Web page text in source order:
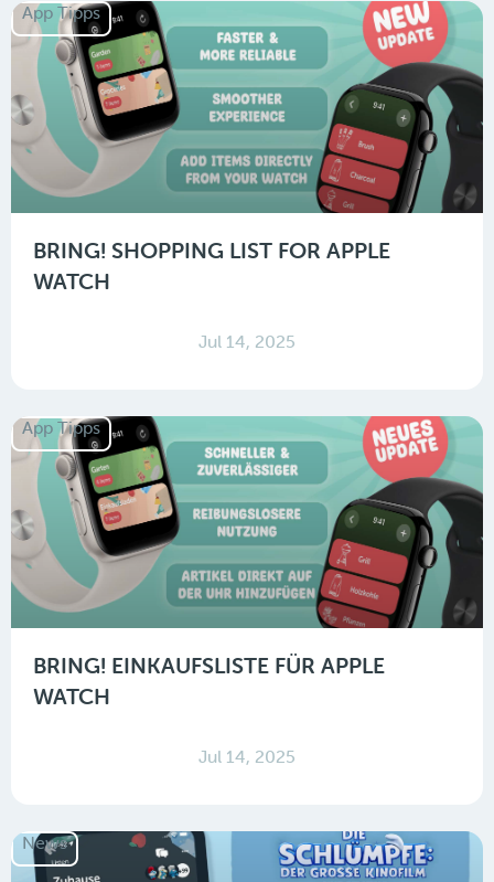
App Tipps
BRING! SHOPPING LIST FOR APPLE
WATCH
Jul 14, 2025
App Tipps
BRING! EINKAUFSLISTE FÜR APPLE
WATCH
Jul 14, 2025
News